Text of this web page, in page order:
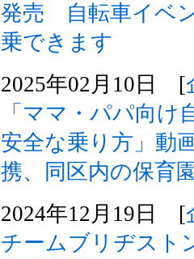
発売 自転車イベ
乗できます
2025年02月10日 [
「ママ・パパ向け
安全な乗り方」動
携、同区内の保育
2024年12月19日 [
チームブリヂスト